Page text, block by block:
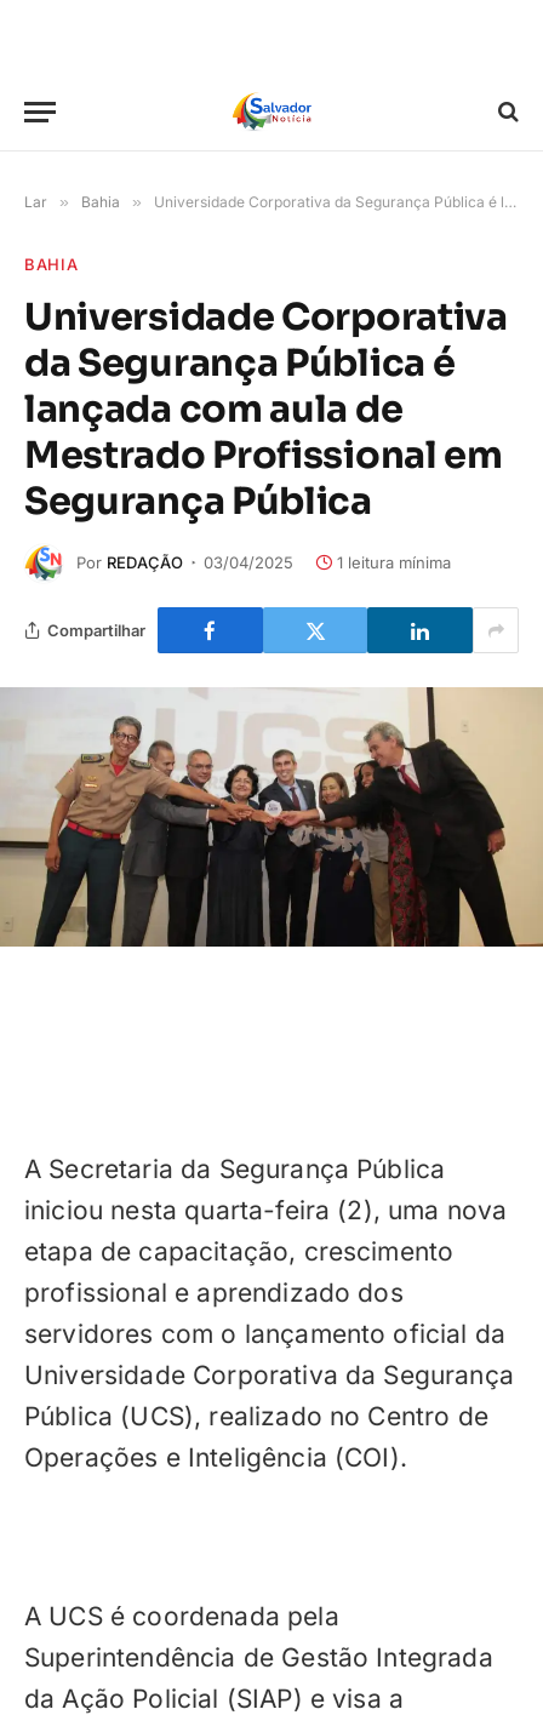
Lar » Bahia » Universidade Corporativa da Segurança Pública é lançada com aula de Mestrado Profissional em Segurança Pública
BAHIA
Universidade Corporativa
da Segurança Pública é
lançada com aula de
Mestrado Profissional em
Segurança Pública
Por REDAÇÃO 03/04/2025 1 leitura mínima
Compartilhar
A Secretaria da Segurança Pública
iniciou nesta quarta-feira (2), uma nova
etapa de capacitação, crescimento
profissional e aprendizado dos
servidores com o lançamento oficial da
Universidade Corporativa da Segurança
Pública (UCS), realizado no Centro de
Operações e Inteligência (COI).
A UCS é coordenada pela
Superintendência de Gestão Integrada
da Ação Policial (SIAP) e visa a